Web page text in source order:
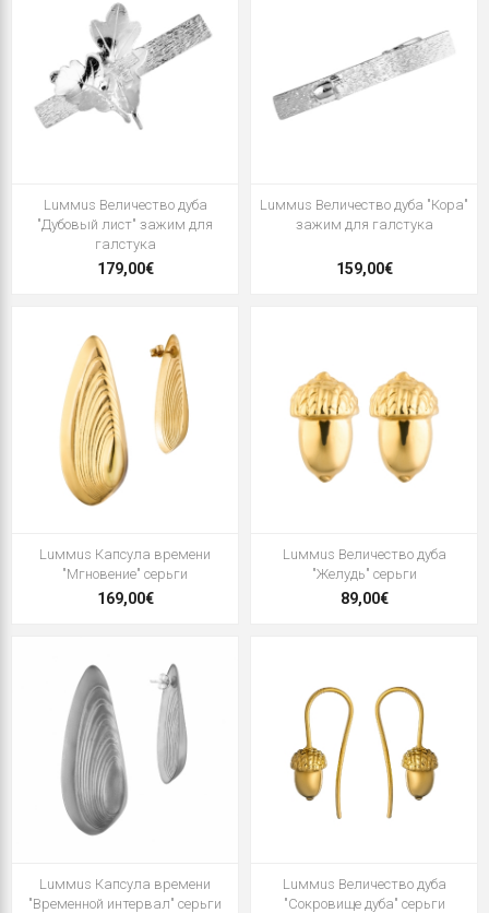
Luммus Величество дуба
"Дубовый лист" зажим для
галстука
179,00€
Luммus Величество дуба "Кора"
зажим для галстука
159,00€
Luммus Капсула времени
"Мгновение" серьги
169,00€
Luммus Величество дуба
"Желудь" серьги
89,00€
Luммus Капсула времени
"Временной интервал" серьги
Luммus Величество дуба
"Сокровище дуба" серьги